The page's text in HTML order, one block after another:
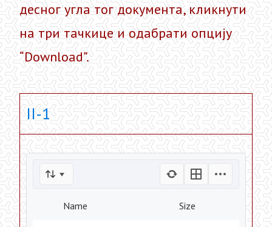
десног угла тог документа, кликнути
на три тачкице и одабрати опцију
“Download”.
II-1
Name Size